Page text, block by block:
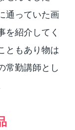
通っていた画
を紹介してく
ともあり物は
常勤講師とし